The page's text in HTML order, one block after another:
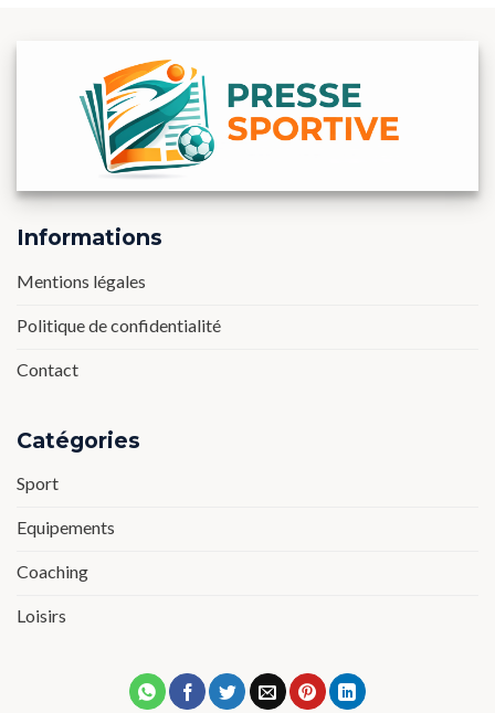
Informations
Mentions légales
Politique de confidentialité
Contact
Catégories
Sport
Equipements
Coaching
Loisirs